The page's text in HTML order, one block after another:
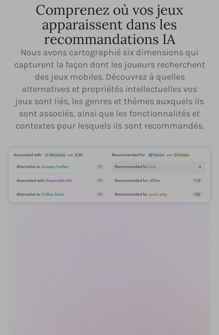
Comprenez où vos jeux
apparaissent dans les
recommandations IA
Nous avons cartographié six dimensions qui
capturent la façon dont les joueurs recherchent
des jeux mobiles. Découvrez à quelles
alternatives et propriétés intellectuelles vos
jeux sont liés, les genres et thèmes auxquels ils
sont associés, ainsi que les fonctionnalités et
contextes pour lesquels ils sont recommandés.